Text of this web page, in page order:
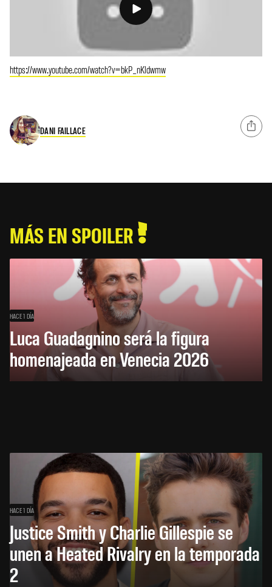
https://www.youtube.com/watch?v=bkP_nKldwmw
DANI FAILLACE
MÁS EN SPOILER
HACE 1 DÍA
Luca Guadagnino será la figura
homenajeada en Venecia 2026
HACE 1 DÍA
Justice Smith y Charlie Gillespie se
unen a Heated Rivalry en la temporada
2